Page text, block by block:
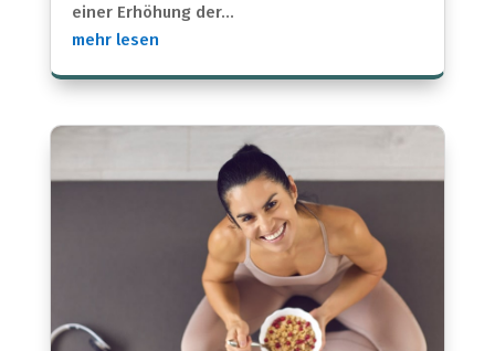
einer Erhöhung der...
mehr lesen